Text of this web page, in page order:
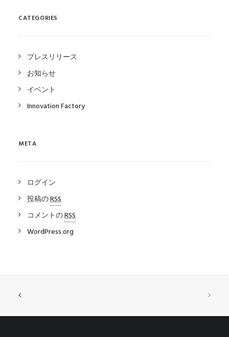
CATEGORIES
プレスリリース
お知らせ
イベント
Innovation Factory
META
ログイン
投稿のRSS
コメントのRSS
WordPress.org